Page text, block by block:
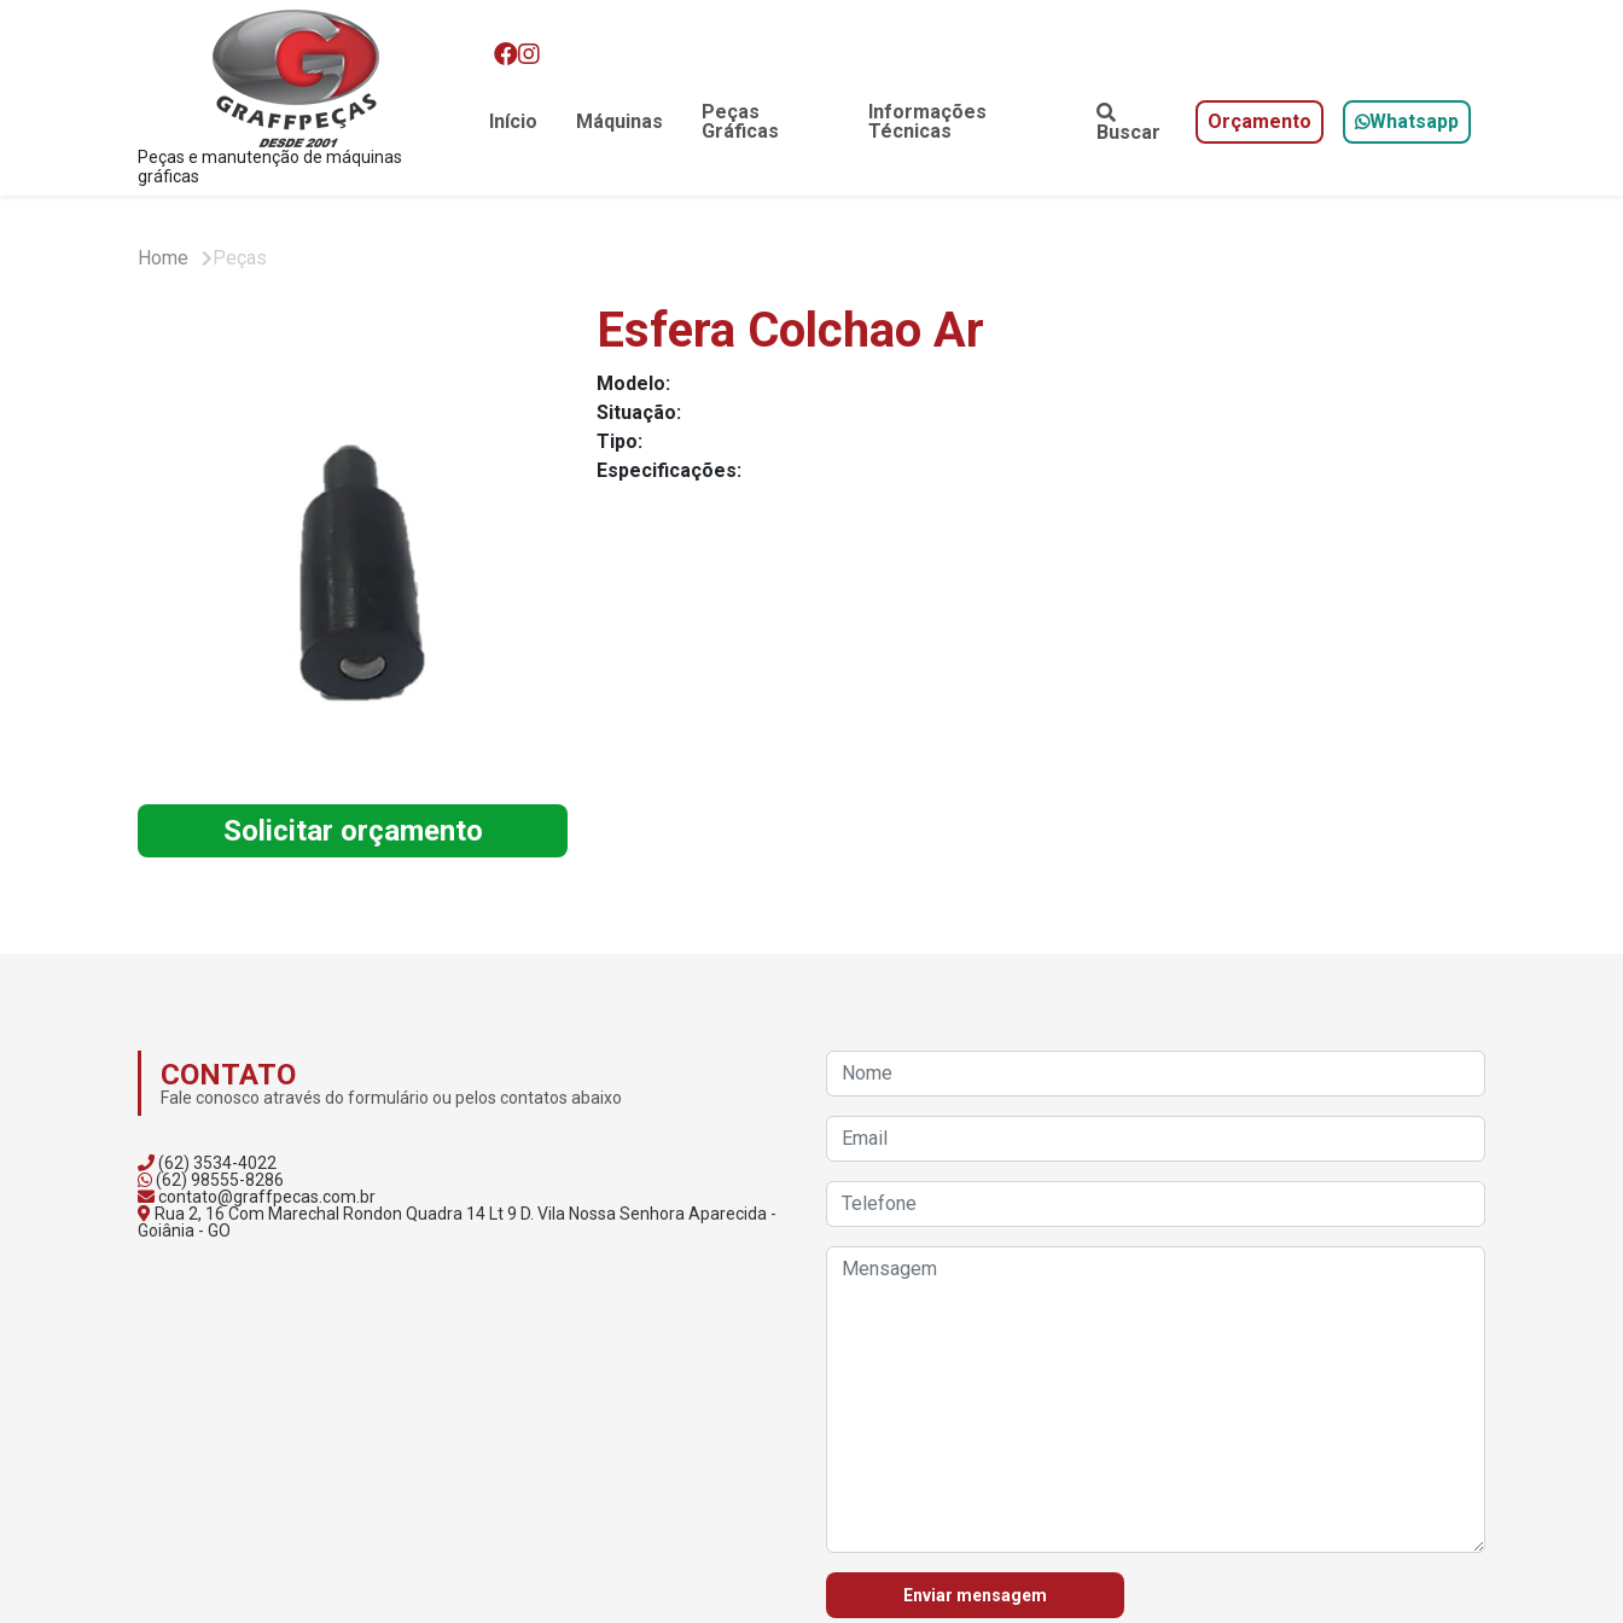
Peças e manutenção de máquinas
gráficas
Início Máquinas
Peças
Gráficas
Informações
Técnicas
Buscar Orçamento Whatsapp
Home Peças
Solicitar orçamento
Esfera Colchao Ar
Modelo:
Situação:
Tipo:
Especificações:
CONTATO
Fale conosco através do formulário ou pelos contatos abaixo
(62) 3534-4022
(62) 98555-8286
contato@graffpecas.com.br
Rua 2, 16 Com Marechal Rondon Quadra 14 Lt 9 D. Vila Nossa Senhora Aparecida -
Goiânia - GO